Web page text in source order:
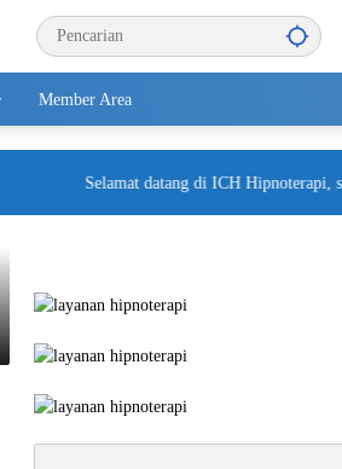
Member Area
Selamat datang di ICH Hipnoterapi,